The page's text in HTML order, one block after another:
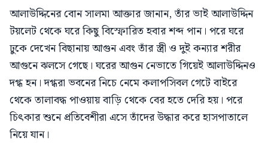
আলাউদ্দিনের বোন সালমা আক্তার জানান, তাঁর ভাই আলাউদ্দিন
টয়লেট থেকে ঘরে কিছু বিস্ফোরিত হবার শব্দ পান। পরে ঘরে
ঢুকে দেখেন বিছানায় আগুন এবং তাঁর স্ত্রী ও দুই কন্যার শরীর
আগুনে ঝলসে গেছে। ঘরের আগুন নেভাতে গিয়েই আলাউদ্দিনও
দগ্ধ হন। দগ্ধরা ভবনের নিচে নেমে কলাপসিবল গেটে বাইরে
থেকে তালাবদ্ধ পাওয়ায় বাড়ি থেকে বের হতে দেরি হয়। পরে
চিৎকার শুনে প্রতিবেশীরা এসে তাঁদের উদ্ধার করে হাসপাতালে
নিয়ে যান।